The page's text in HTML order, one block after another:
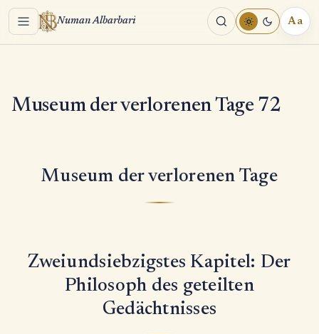
Menu Numan Albarbari Aa
Museum der verlorenen Tage 72
Museum der verlorenen Tage
Zweiundsiebzigstes Kapitel: Der
Philosoph des geteilten
Gedächtnisses